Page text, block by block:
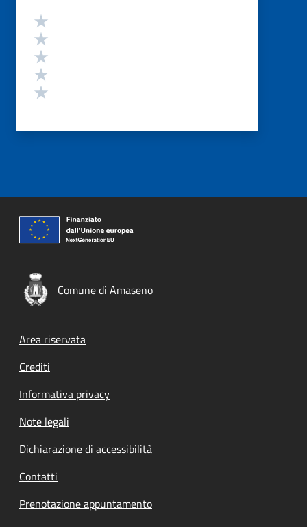
Valutazione
Comune di Amaseno
Footer menu
Area riservata
Crediti
Informativa privacy
Note legali
Dichiarazione di accessibilità
Contatti
Prenotazione appuntamento